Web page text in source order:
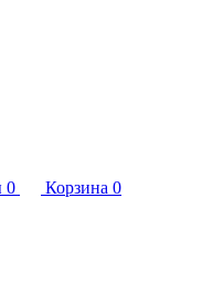
0 Корзина 0